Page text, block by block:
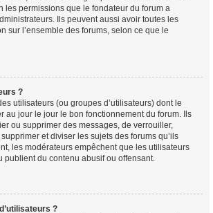
les permissions que le fondateur du forum a
Ils peuvent aussi avoir toutes les
sur l’ensemble des forums, selon ce que le
?
utilisateurs (ou groupes d’utilisateurs) dont le
au jour le jour le bon fonctionnement du forum. Ils
ou supprimer des messages, de verrouiller,
et diviser les sujets des forums qu’ils
les modérateurs empêchent que les utilisateurs
publient du contenu abusif ou offensant.
?